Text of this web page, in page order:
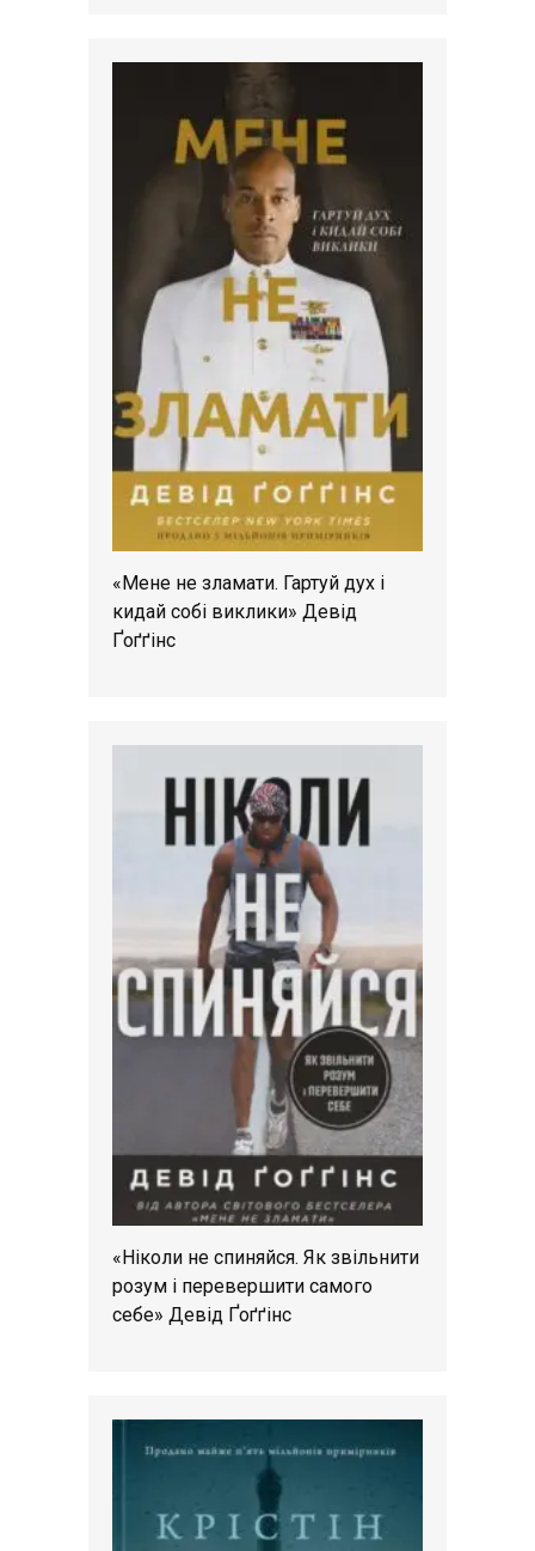
«Мене не зламати. Гартуй дух і
кидай собі виклики» Девід
Ґоґґінс
«Ніколи не спиняйся. Як звільнити
розум і перевершити самого
себе» Девід Ґоґґінс